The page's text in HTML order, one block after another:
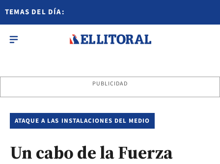
TEMAS DEL DÍA:
PUBLICIDAD
ATAQUE A LAS INSTALACIONES DEL MEDIO
Un cabo de la Fuerza